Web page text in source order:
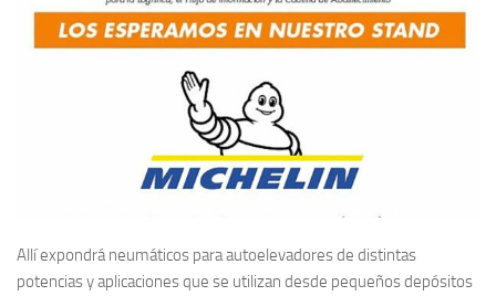
Allí expondrá neumáticos para autoelevadores de distintas
potencias y aplicaciones que se utilizan desde pequeños depósitos